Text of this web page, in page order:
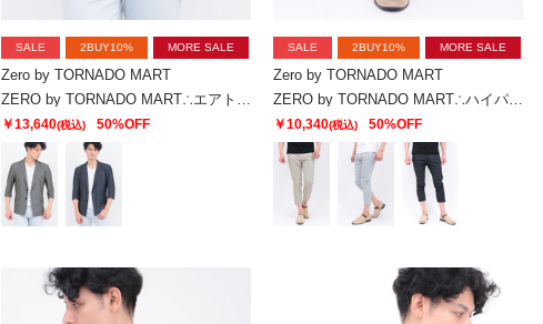
SALE 2BUY10% MORE SALE
Zero by TORNADO MART
￥13,640(税込) 50%OFF
SALE 2BUY10% MORE SALE
Zero by TORNADO MART
￥10,340(税込) 50%OFF